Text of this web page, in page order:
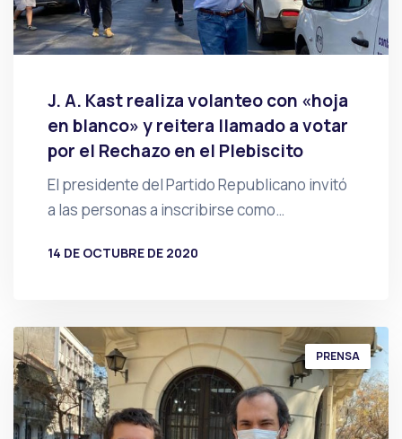
J. A. Kast realiza volanteo con «hoja
en blanco» y reitera llamado a votar
por el Rechazo en el Plebiscito
El presidente del Partido Republicano invitó
a las personas a inscribirse como…
14 DE OCTUBRE DE 2020
PRENSA